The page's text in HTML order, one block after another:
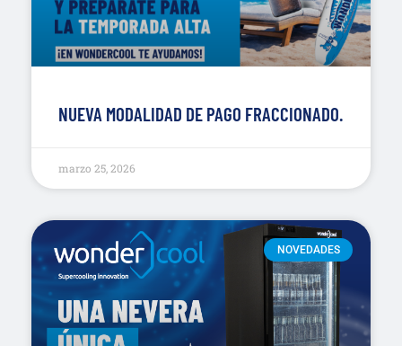
NUEVA MODALIDAD DE PAGO FRACCIONADO.
marzo 25, 2026
NOVEDADES